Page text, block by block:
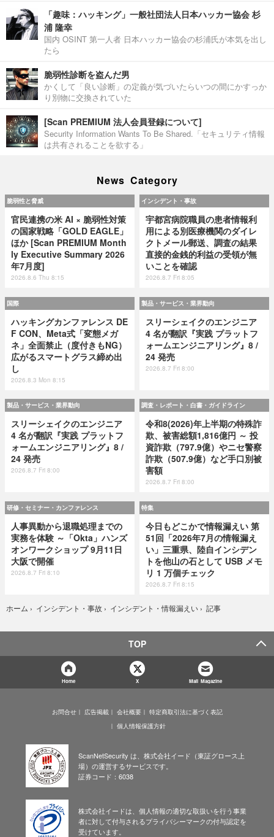
「趣味：ハッキング」一般社団法人日本ハッカー協会 杉
浦 隆幸
国内 OSINT 第一人者 日本ハッカー協会の杉浦氏が本気を出し
たら
脆弱性診断を盗んだ男
かくして「良い診断」の定義が気づいたらいつの間にかすっか
り別物に交換されていた
[Scan PREMIUM 法人会員登録について]
Security Information Wants To Be Shared.「セキュリティ情報
は共有されることを欲する」
News Category
脆弱性と脅威
官民連携の米 AI × 脆弱性対策
の国家戦略「GOLD EAGLE」
ほか [Scan PREMIUM Month
ly Executive Summary 2026
年7月度]
2026.8.6 Thu 8:15
インシデント・事故
宇都宮病院職員の患者情報利
用による別医療機関のダイレ
クトメール郵送、調査の結果
直接的金銭的利益の受領が無
いことを確認
2026.8.7 Fri 8:05
国際
ハッキングカンファレンス DE
F CON、Meta式「変態メガ
ネ」全面禁止（度付きもNG）
広がるスマートグラス締め出
し
2026.8.3 Mon 8:15
製品・サービス・業界動向
スリーシェイクのエンジニア
4 名が翻訳『実践 プラットフ
ォームエンジニアリング』8 /
24 発売
2026.8.7 Fri 8:00
製品・サービス・業界動向
スリーシェイクのエンジニア
4 名が翻訳『実践 プラットフ
ォームエンジニアリング』8 /
24 発売
2026.8.7 Fri 8:00
調査・レポート・白書・ガイドライン
令和8(2026)年上半期の特殊詐
欺、被害総額1,816億円 ～ 投
資詐欺（797.9億）やニセ警察
詐欺（507.9億）など手口別被
害額
2026.8.7 Fri 8:00
研修・セミナー・カンファレンス
人事異動から退職処理までの
実務を体験 ～「Okta」ハンズ
オンワークショップ 9月11日
大阪で開催
2026.8.7 Fri 8:10
特集
今日もどこかで情報漏えい 第
51回「2026年7月の情報漏え
い」三重県、陸自インシデン
トを他山の石として USB メモ
リ 1 万個チェック
2026.8.7 Fri 8:15
ホーム › インシデント・事故 › インシデント・情報漏えい › 記事
TOP
Home X Mail Magazine
お問合せ 広告掲載 会社概要
特定商取引法に基づく表記
個人情報保護方針
ScanNetSecurity は、株式会社イード（東証グロース上
場）の運営するサービスです。
証券コード：6038
株式会社イードは、個人情報の適切な取扱いを行う事業
者に対して付与されるプライバシーマークの付与認定を
受けています。